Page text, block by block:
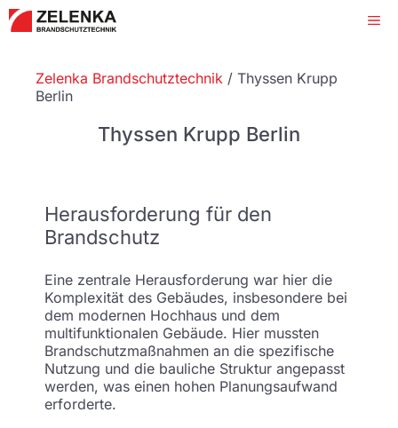
Zum
Inhalt
Zelenka Brandschutztechnik / Thyssen Krupp
Berlin
Thyssen Krupp Berlin
Herausforderung für den
Brandschutz
Eine zentrale Herausforderung war hier die
Komplexität des Gebäudes, insbesondere bei
dem modernen Hochhaus und dem
multifunktionalen Gebäude. Hier mussten
Brandschutzmaßnahmen an die spezifische
Nutzung und die bauliche Struktur angepasst
werden, was einen hohen Planungsaufwand
erforderte.